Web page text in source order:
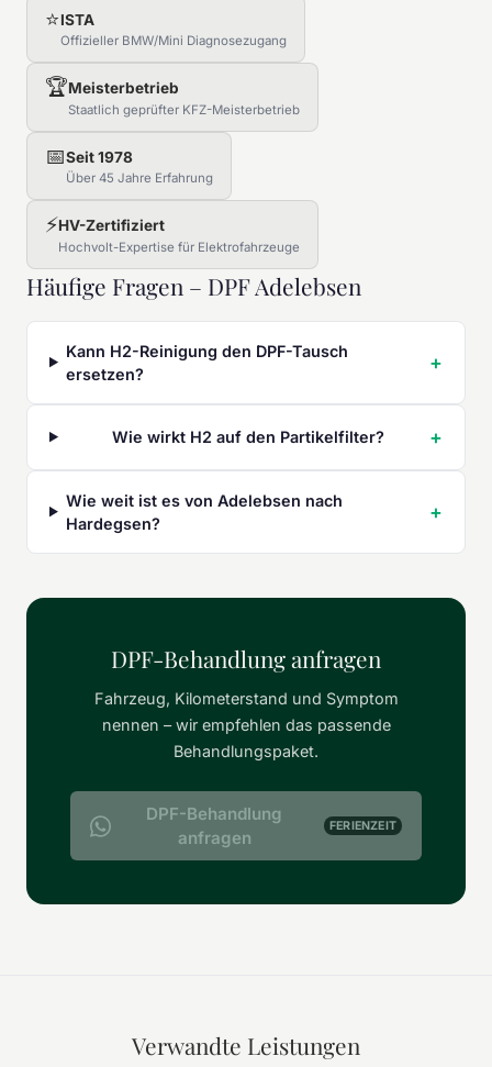
⭐ISTA
Offizieller BMW/Mini Diagnosezugang
🏆Meisterbetrieb
Staatlich geprüfter KFZ-Meisterbetrieb
📅Seit 1978
Über 45 Jahre Erfahrung
⚡HV-Zertifiziert
Hochvolt-Expertise für Elektrofahrzeuge
Häufige Fragen – DPF Adelebsen
Kann H2-Reinigung den DPF-Tausch
ersetzen?
Wie wirkt H2 auf den Partikelfilter?
Wie weit ist es von Adelebsen nach
Hardegsen?
DPF-Behandlung anfragen
Fahrzeug, Kilometerstand und Symptom
nennen – wir empfehlen das passende
Behandlungspaket.
DPF-Behandlung
anfragen
FERIENZEIT
Verwandte Leistungen